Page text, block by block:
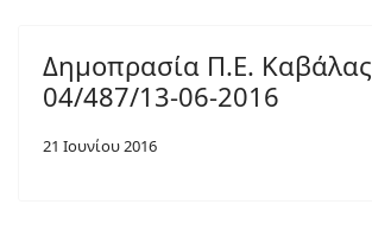
Δημοπρασία Π.Ε. Καβάλας
04/487/13-06-2016
21 Ιουνίου 2016